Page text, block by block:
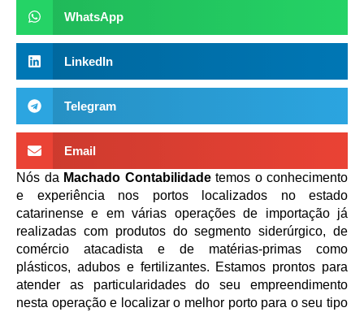
WhatsApp
LinkedIn
Telegram
Email
Nós da Machado Contabilidade temos o conhecimento
e experiência nos portos localizados no estado
catarinense e em várias operações de importação já
realizadas com produtos do segmento siderúrgico, de
comércio atacadista e de matérias-primas como
plásticos, adubos e fertilizantes. Estamos prontos para
atender as particularidades do seu empreendimento
nesta operação e localizar o melhor porto para o seu tipo